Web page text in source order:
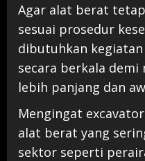
Agar alat berat
sesuai prosedur
dibutuhkan kegiatan
secara berkala
lebih panjang dan
Mengingat
alat berat yang
sektor seperti